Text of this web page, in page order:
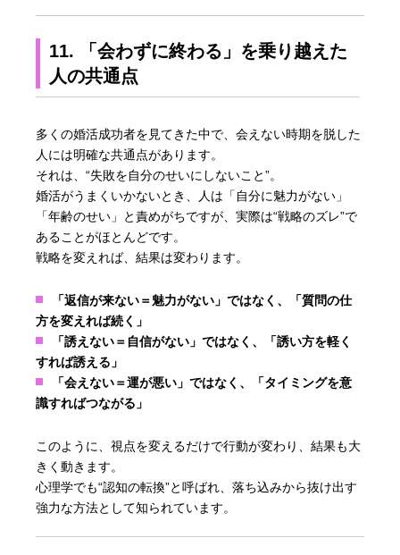
11. 「会わずに終わる」を乗り越えた
人の共通点
多くの婚活成功者を見てきた中で、会えない時期を脱した
人には明確な共通点があります。
それは、“失敗を自分のせいにしないこと”。
婚活がうまくいかないとき、人は「自分に魅力がない」
「年齢のせい」と責めがちですが、実際は“戦略のズレ”で
あることがほとんどです。
戦略を変えれば、結果は変わります。
「返信が来ない＝魅力がない」ではなく、「質問の仕
方を変えれば続く」
「誘えない＝自信がない」ではなく、「誘い方を軽く
すれば誘える」
「会えない＝運が悪い」ではなく、「タイミングを意
識すればつながる」
このように、視点を変えるだけで行動が変わり、結果も大
きく動きます。
心理学でも“認知の転換”と呼ばれ、落ち込みから抜け出す
強力な方法として知られています。